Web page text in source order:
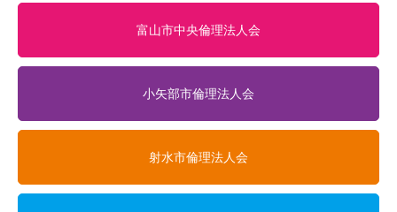
富山市中央倫理法人会
小矢部市倫理法人会
射水市倫理法人会